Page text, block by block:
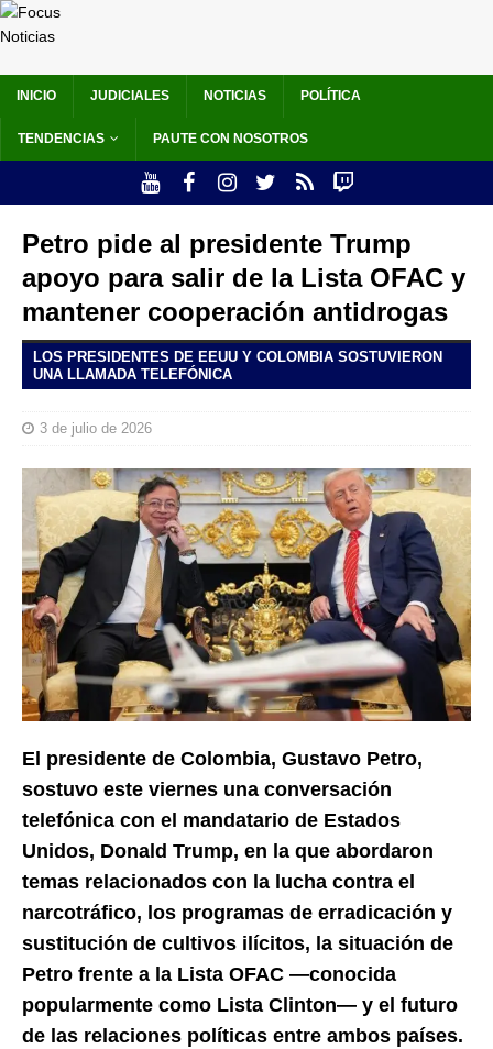
INICIO JUDICIALES NOTICIAS POLÍTICA
TENDENCIAS PAUTE CON NOSOTROS
Petro pide al presidente Trump
apoyo para salir de la Lista OFAC y
mantener cooperación antidrogas
LOS PRESIDENTES DE EEUU Y COLOMBIA SOSTUVIERON
UNA LLAMADA TELEFÓNICA
3 de julio de 2026
El presidente de Colombia, Gustavo Petro,
sostuvo este viernes una conversación
telefónica con el mandatario de Estados
Unidos, Donald Trump, en la que abordaron
temas relacionados con la lucha contra el
narcotráfico, los programas de erradicación y
sustitución de cultivos ilícitos, la situación de
Petro frente a la Lista OFAC —conocida
popularmente como Lista Clinton— y el futuro
de las relaciones políticas entre ambos países.